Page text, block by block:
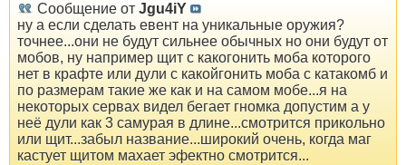
Сообщение от Jgu4iY
ну а если сделать евент на уникальные оружия?
точнее...они не будут сильнее обычных но они будут от
мобов, ну например щит с какогонить моба которого
нет в крафте или дули с какойгонить моба с катакомб и
по размерам такие же как и на самом мобе...я на
некоторых сервах видел бегает гномка допустим а у
неё дули как 3 самурая в длине...смотрится прикольно
или щит...забыл название...широкий очень, когда маг
кастует щитом махает эфектно смотрится...